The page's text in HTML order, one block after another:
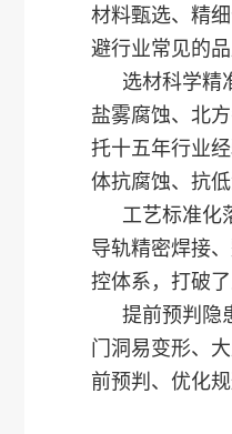
材料甄选、精
避行业常见的
选材科学精
盐雾腐蚀、北
托十五年行业
体抗腐蚀、抗
工艺标准化
导轨精密焊接
控体系，打破
提前预判隐
门洞易变形、
前预判、优化